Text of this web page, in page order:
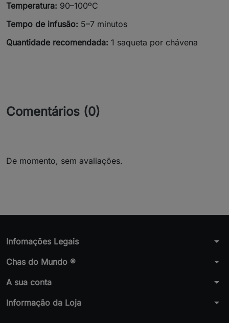
Temperatura: 90–100ºC
Tempo de infusão: 5–7 minutos
Quantidade recomendada: 1 saqueta por chávena
Comentários (0)
De momento, sem avaliações.
Infomações Legais arrow_drop_down
Chas do Mundo ® arrow_drop_down
A sua conta arrow_drop_down
Informação da Loja arrow_drop_down